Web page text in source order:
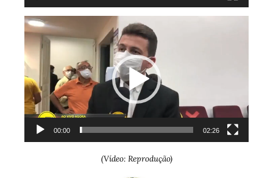
Tocador
de
vídeo
00:00 02:26
(Vídeo: Reprodução)